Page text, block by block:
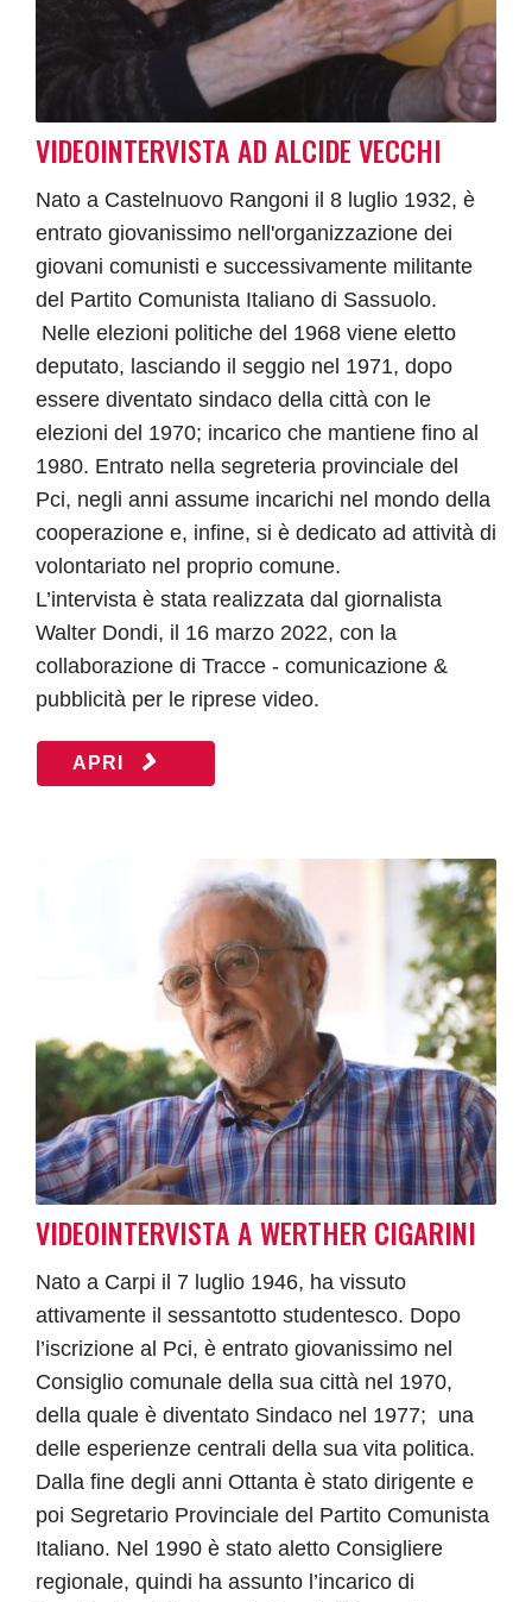
VIDEOINTERVISTA AD ALCIDE VECCHI
Nato a Castelnuovo Rangoni il 8 luglio 1932, è
entrato giovanissimo nell'organizzazione dei
giovani comunisti e successivamente militante
del Partito Comunista Italiano di Sassuolo.
Nelle elezioni politiche del 1968 viene eletto
deputato, lasciando il seggio nel 1971, dopo
essere diventato sindaco della città con le
elezioni del 1970; incarico che mantiene fino al
1980. Entrato nella segreteria provinciale del
Pci, negli anni assume incarichi nel mondo della
cooperazione e, infine, si è dedicato ad attività di
volontariato nel proprio comune.
L’intervista è stata realizzata dal giornalista
Walter Dondi, il 16 marzo 2022, con la
collaborazione di Tracce - comunicazione &
pubblicità per le riprese video.
APRI
VIDEOINTERVISTA A WERTHER CIGARINI
Nato a Carpi il 7 luglio 1946, ha vissuto
attivamente il sessantotto studentesco. Dopo
l’iscrizione al Pci, è entrato giovanissimo nel
Consiglio comunale della sua città nel 1970,
della quale è diventato Sindaco nel 1977; una
delle esperienze centrali della sua vita politica.
Dalla fine degli anni Ottanta è stato dirigente e
poi Segretario Provinciale del Partito Comunista
Italiano. Nel 1990 è stato aletto Consigliere
regionale, quindi ha assunto l’incarico di